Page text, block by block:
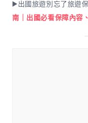
▶️出國旅遊別忘了旅遊
南｜出國必看保障內容